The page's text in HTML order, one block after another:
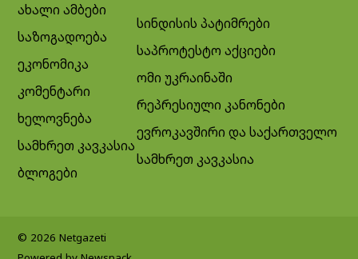
ახალი ამბები
საზოგადოება
ეკონომიკა
კომენტარი
ხელოვნება
სამხრეთ კავკასია
ბლოგები
სინდისის პატიმრები
საპროტესტო აქციები
ომი უკრაინაში
რეპრესიული კანონები
ევროკავშირი და საქართველო
სამხრეთ კავკასია
© 2026 Netgazeti